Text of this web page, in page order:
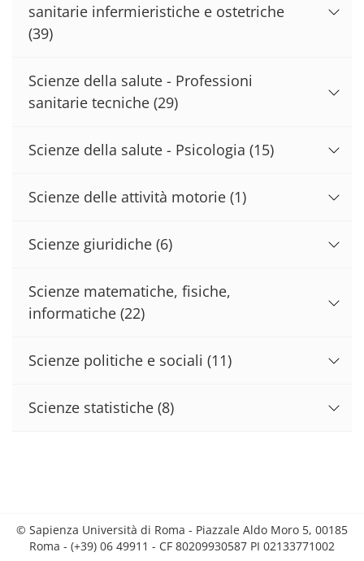
sanitarie infermieristiche e ostetriche
(39)
Scienze della salute - Professioni
sanitarie tecniche (29)
Scienze della salute - Psicologia (15)
Scienze delle attività motorie (1)
Scienze giuridiche (6)
Scienze matematiche, fisiche,
informatiche (22)
Scienze politiche e sociali (11)
Scienze statistiche (8)
© Sapienza Università di Roma - Piazzale Aldo Moro 5, 00185
Roma - (+39) 06 49911 - CF 80209930587 PI 02133771002